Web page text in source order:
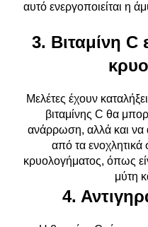
αυτό ενεργοποιείται η
3. Βιταμίνη C
Μελέτες έχουν
βιταμίνης C θα
ανάρρωση, αλλά και να
από τα
κρυολογήματος, όπως
μύτη
4.